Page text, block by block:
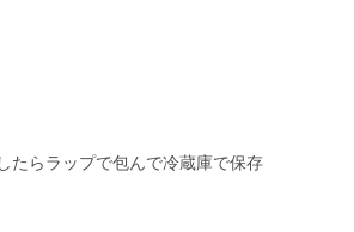
たらラップで包んで冷蔵庫で保存